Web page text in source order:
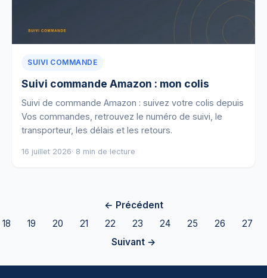
SUIVI COMMANDE
Suivi commande Amazon : mon colis
Suivi de commande Amazon : suivez votre colis depuis
Vos commandes, retrouvez le numéro de suivi, le
transporteur, les délais et les retours.
16 juillet 2026· 8 min de lecture
← Précédent
18
19 20 21 22 23 24 25 26
27
Suivant →